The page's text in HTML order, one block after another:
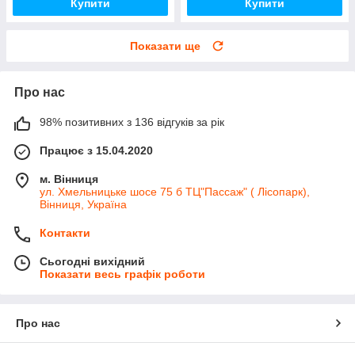
Купити Купити
Показати ще
Про нас
98% позитивних з 136 відгуків за рік
Працює з 15.04.2020
м. Вінниця
ул. Хмельницьке шосе 75 б ТЦ"Пассаж" ( Лісопарк),
Вінниця, Україна
Контакти
Сьогодні вихідний
Показати весь графік роботи
Про нас